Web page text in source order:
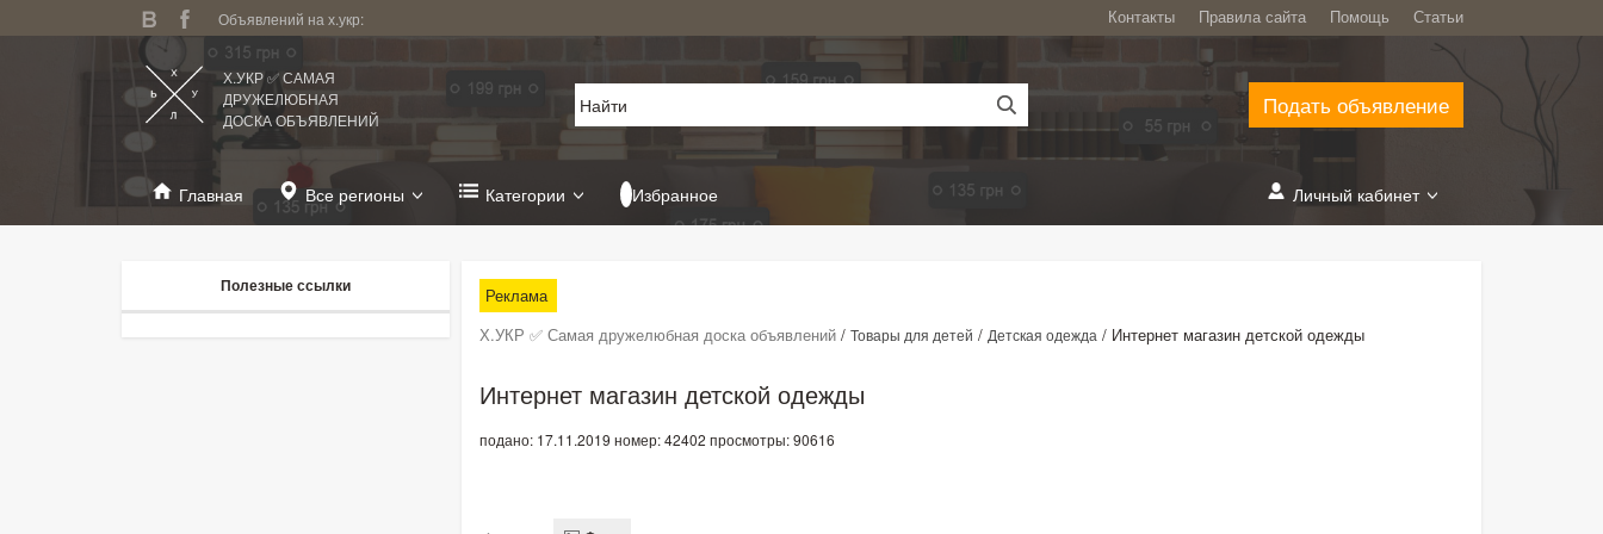
Объявлений на х.укр: Контакты Правила сайта Помощь Статьи
Х.УКР ✅ САМАЯ
ДРУЖЕЛЮБНАЯ
ДОСКА ОБЪЯВЛЕНИЙ
Подать объявление
Главная Все регионы Категории Избранное Личный кабинет
Реклама
Х.УКР ✅ Самая дружелюбная доска объявлений / Товары для детей / Детская одежда / Интернет магазин детской одежды
Интернет магазин детской одежды
подано: 17.11.2019 номер: 42402 просмотры: 90616
Полезные ссылки